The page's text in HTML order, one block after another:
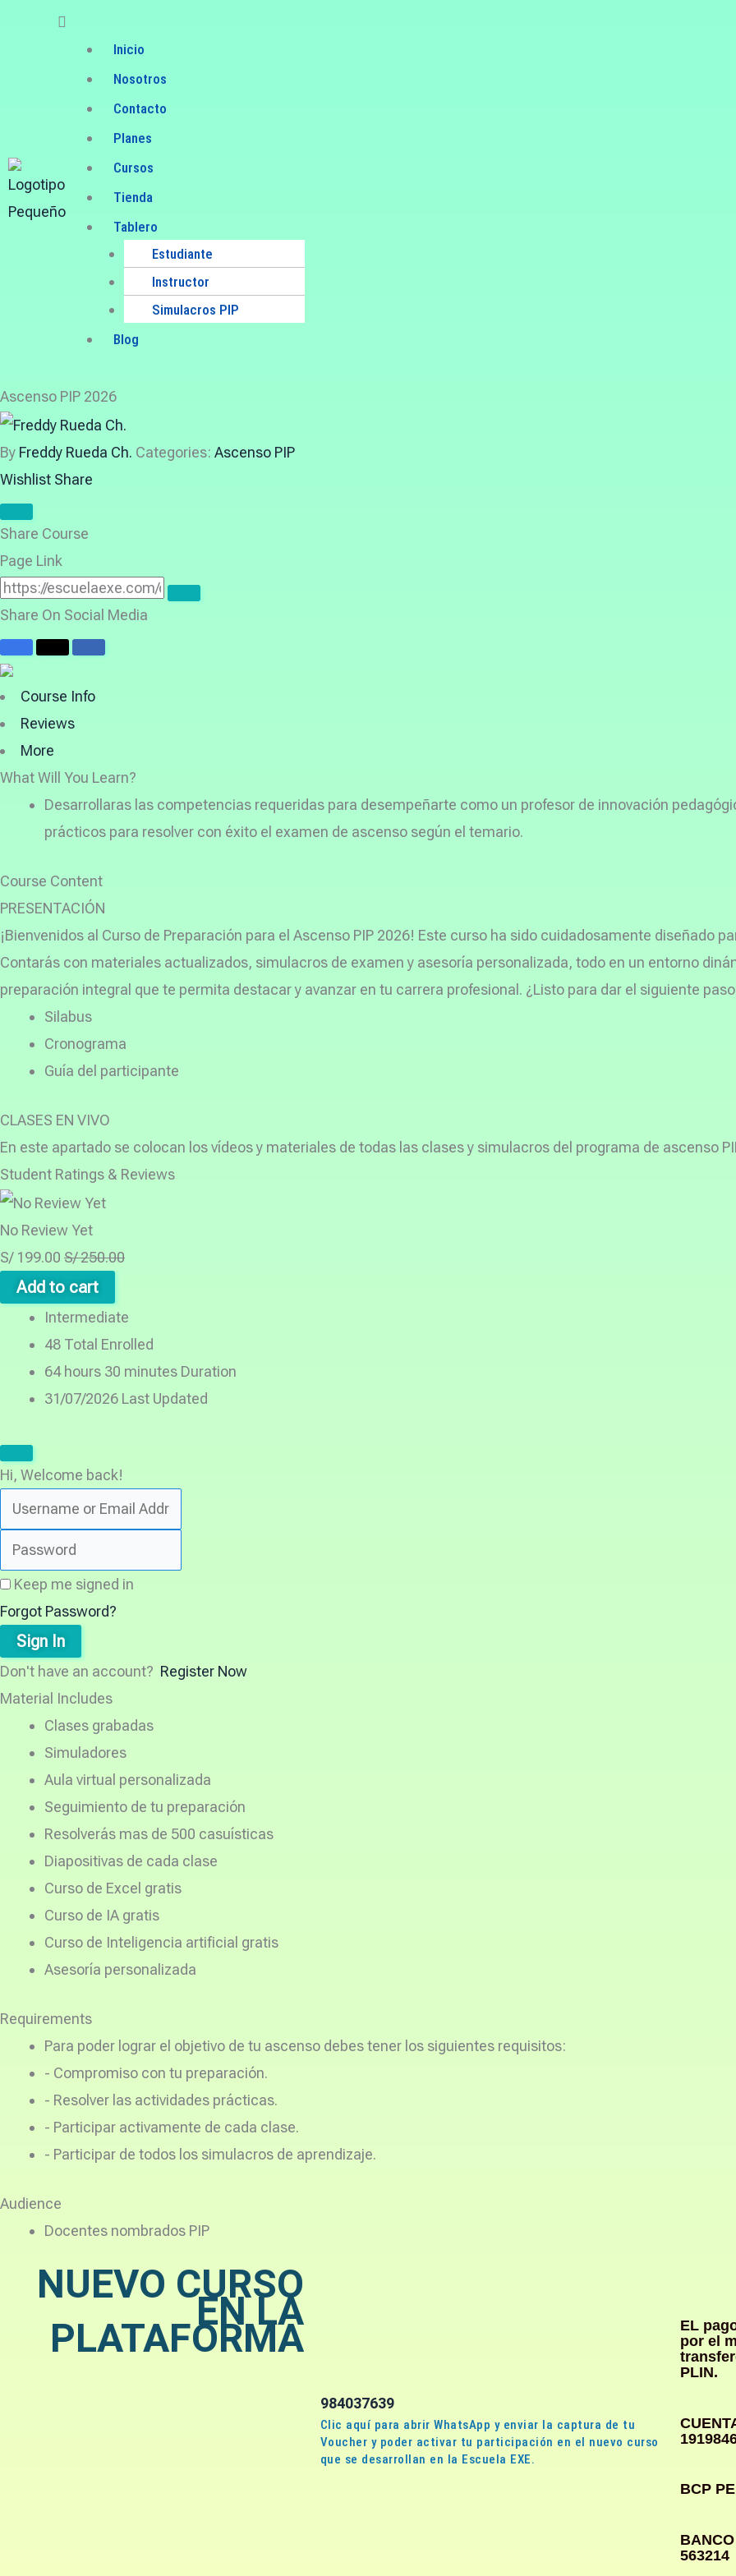
Menu
Inicio
Nosotros
Contacto
Planes
Cursos
Tienda
Tablero
Estudiante
Instructor
Simulacros PIP
Blog
Ascenso PIP 2026
By Freddy Rueda Ch. Categories: Ascenso PIP
Wishlist Share
Share Course
Page Link
Share On Social Media
Course Info
Reviews
More
What Will You Learn?
Desarrollaras las competencias requeridas para desempeñarte como un profesor de innovación
prácticos para resolver con éxito el examen de ascenso según el temario.
Course Content
PRESENTACIÓN
¡Bienvenidos al Curso de Preparación para el Ascenso PIP 2026! Este curso ha sido cuidadosamente diseñado
Contarás con materiales actualizados, simulacros de examen y asesoría personalizada, todo en un entorno
preparación integral que te permita destacar y avanzar en tu carrera profesional. ¿Listo para dar el siguiente
Silabus
Cronograma
Guía del participante
CLASES EN VIVO
En este apartado se colocan los vídeos y materiales de todas las clases y simulacros del programa de ascenso
Student Ratings & Reviews
No Review Yet
S/199.00 S/250.00
Add to cart
Intermediate
48 Total Enrolled
64hours 30 minutes Duration
31/07/2026 Last Updated
Hi, Welcome back!
Keep me signed in
Forgot Password?
Sign In
Don't have an account? Register Now
Material Includes
Clases grabadas
Simuladores
Aula virtual personalizada
Seguimiento de tu preparación
Resolverás mas de 500 casuísticas
Diapositivas de cada clase
Curso de Excel gratis
Curso de IA gratis
Curso de Inteligencia artificial gratis
Asesoría personalizada
Requirements
Para poder lograr el objetivo de tu ascenso debes tener los siguientes requisitos:
- Compromiso con tu preparación.
- Resolver las actividades prácticas.
- Participar activamente de cada clase.
- Participar de todos los simulacros de aprendizaje.
Audience
Docentes nombrados PIP
NUEVO CURSO
EN LA
PLATAFORMA
984037639
Clic aquí para abrir WhatsApp y enviar la captura de tu
Voucher y poder activar tu participación en el nuevo curso
que se desarrollan en la Escuela EXE.
EL
por el
PLIN.
BCP
563214